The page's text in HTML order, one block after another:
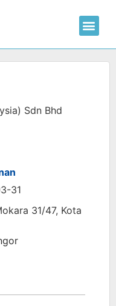
Sdn Bhd
31
31/47, Kota